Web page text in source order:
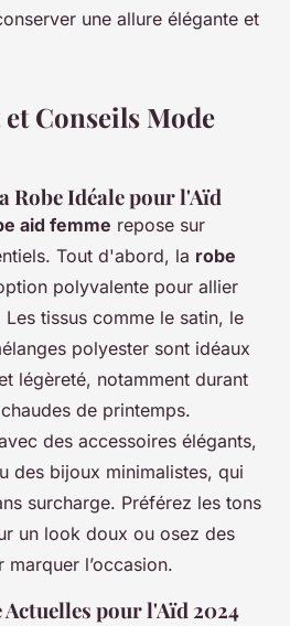
une allure élégante et
Conseils Mode
Robe Idéale pour l'Aïd
aid femme repose sur
Tout d'abord, la robe
polyvalente pour allier
tissus comme le satin, le
polyester sont idéaux
légèreté, notamment durant
de printemps.
des accessoires élégants,
des bijoux minimalistes, qui
surcharge. Préférez les tons
un look doux ou osez des
l’occasion.
Actuelles pour l'Aïd 2024